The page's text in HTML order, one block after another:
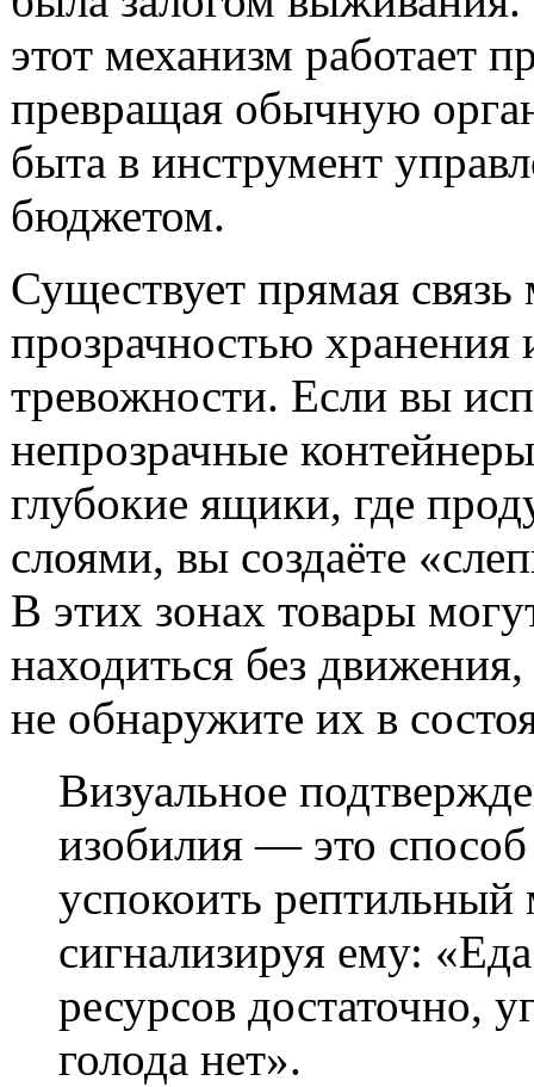
этот механизм работает
превращая обычную
быта в инструмент
бюджетом.
Существует прямая
прозрачностью хранения
тревожности. Если вы
непрозрачные
глубокие ящики, где
слоями, вы создаёте
В этих зонах товары
находиться без
не обнаружите их в
Визуальное
изобилия — это способ
успокоить рептильный
сигнализируя ему:
ресурсов достаточно,
голода нет».